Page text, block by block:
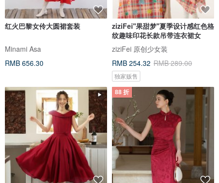
红火巴黎女伶大圆裙套装
Minami Asa
RMB 656.30
ziziFei''果甜梦''夏季设计感红色格
纹趣味印花长款吊带连衣裙女
ziziFei 原创少女装
RMB 254.32 RMB 289.00
独家贩售
88 折